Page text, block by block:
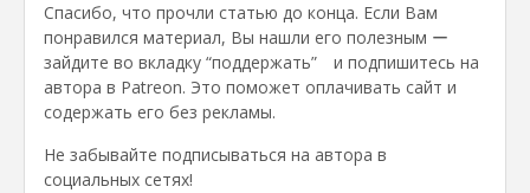
Спасибо, что прочли статью до конца. Если Вам
понравился материал, Вы нашли его полезным ー
зайдите во вкладку “поддержать” и подпишитесь на
автора в Patreon. Это поможет оплачивать сайт и
содержать его без рекламы.
Не забывайте подписываться на автора в
социальных сетях!